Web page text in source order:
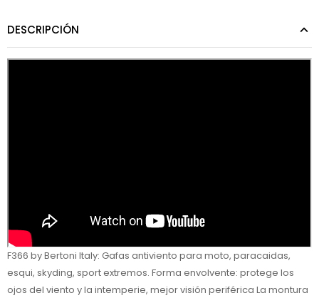
DESCRIPCIÓN
F366 by Bertoni Italy: Gafas antiviento para moto, paracaidas,
esqui, skyding, sport extremos. Forma envolvente: protege los
ojos del viento y la intemperie, mejor visión periférica La montura